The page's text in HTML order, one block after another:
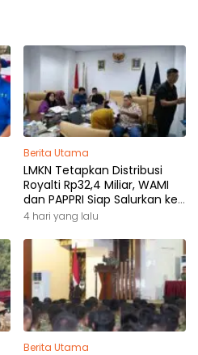
Berita Utama
LMKN Tetapkan Distribusi
Royalti Rp32,4 Miliar, WAMI
dan PAPPRI Siap Salurkan ke
Pemilik Hak
4 hari yang lalu
Berita Utama